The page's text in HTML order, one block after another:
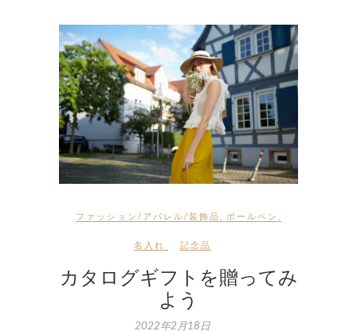
ファッション/アパレル/装飾品 ボールペン
名入れ 記念品
カタログギフトを贈ってみ
よう
2022年2月18日